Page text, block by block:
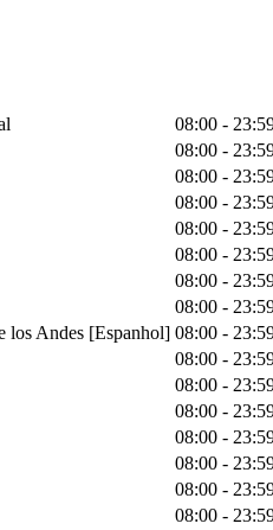
08:00 -
08:00 -
08:00 -
08:00 -
08:00 -
08:00 -
08:00 -
08:00 -
los Andes [Espanhol] 08:00 -
08:00 -
08:00 -
08:00 -
08:00 -
08:00 -
08:00 -
08:00 -